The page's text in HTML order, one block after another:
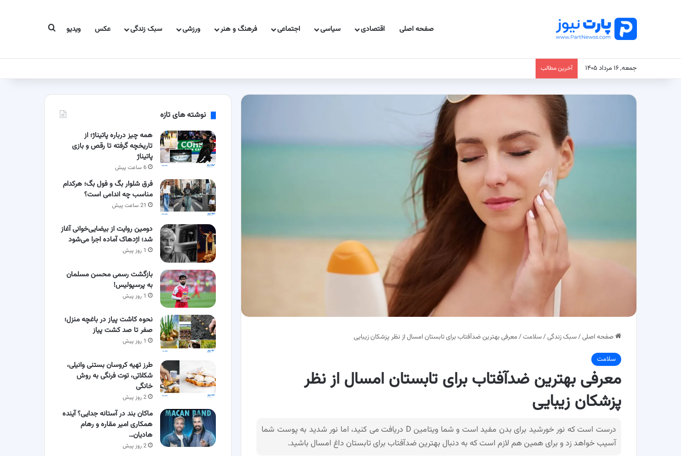
صفحه اصلی اقتصادی سیاسی اجتماعی فرهنگ و هنر ورزشی سبک زندگی عکس ویدیو جستجو برای
جمعه, ۱۶ مرداد ۱۴۰۵ آخرین مطالب
صفحه اصلی/سبک زندگی/سلامت/معرفی بهترین ضدآفتاب برای تابستان امسال از نظر پزشکان زیبایی
سلامت
معرفی بهترین ضدآفتاب برای تابستان امسال از نظر
پزشکان زیبایی
درست است که نور خورشید برای بدن مفید است و شما ویتامین D دریافت می کنید، اما نور شدید به پوست شما
آسیب خواهد زد و برای همین هم لازم است که به دنبال بهترین ضدآفتاب برای تابستان داغ امسال باشید.
نوشته های تازه
همه چیز درباره پاتیناژ؛ از
تاریخچه گرفته تا رقص و بازی
پاتیناژ
6 ساعت پیش
فرق شلوار بگ و فول بگ؛ هرکدام
مناسب چه اندامی است؟
21 ساعت پیش
دومین روایت از بیضایی‌خوانی آغاز
شد؛ اژدهاک آماده اجرا می‌شود
1 روز پیش
بازگشت رسمی محسن مسلمان
به پرسپولیس!
1 روز پیش
نحوه کاشت پیاز در باغچه منزل؛
صفر تا صد کشت پیاز
1 روز پیش
طرز تهیه کروسان بستنی وانیلی،
شکلاتی، توت فرنگی به روش
خانگی
2 روز پیش
ماکان بند در آستانه جدایی؟ آینده
همکاری امیر مقاره و رهام
هادیان…
2 روز پیش